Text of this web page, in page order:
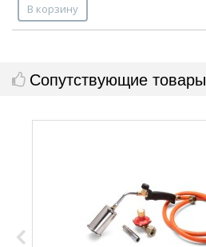
В корзину
Сопутствующие товары